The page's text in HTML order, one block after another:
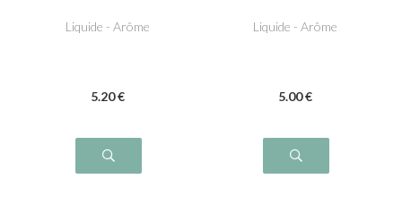
Liquide - Arôme
5.20 €
Liquide - Arôme
5.00 €